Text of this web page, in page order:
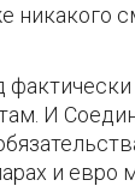
И
и евро